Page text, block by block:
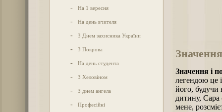
- На 1 вересня
- На день вчителя
- З Днем захисника України
- З Покрова
- На день студента
- З Хеловіном
- З днем ангела
- Професійні
Значення і
легендою це
його, будучи
дитину, Сара
мене,